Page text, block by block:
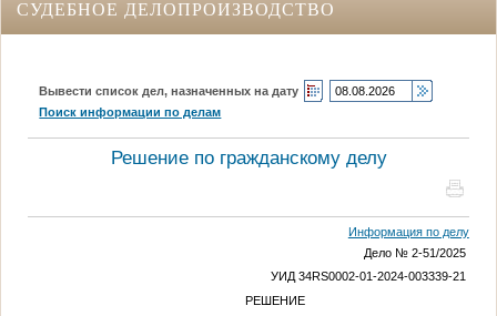
СУДЕБНОЕ ДЕЛОПРОИЗВОДСТВО
Вывести список дел, назначенных на дату
Поиск информации по делам
Решение по гражданскому делу
Информация по делу
Дело № 2-51/2025
УИД 34RS0002-01-2024-003339-21
РЕШЕНИЕ